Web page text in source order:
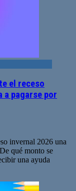
el receso
a pagarse por
invernal 2026 una
qué monto se
una ayuda